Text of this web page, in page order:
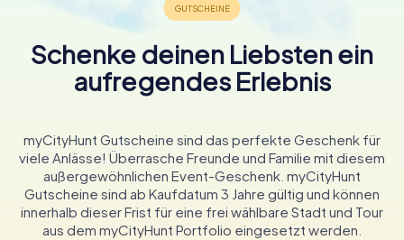
Schenke deinen Liebsten ein
aufregendes Erlebnis
myCityHunt Gutscheine sind das perfekte Geschenk für
viele Anlässe! Überrasche Freunde und Familie mit diesem
außergewöhnlichen Event-Geschenk. myCityHunt
Gutscheine sind ab Kaufdatum 3 Jahre gültig und können
innerhalb dieser Frist für eine frei wählbare Stadt und Tour
aus dem myCityHunt Portfolio eingesetzt werden.